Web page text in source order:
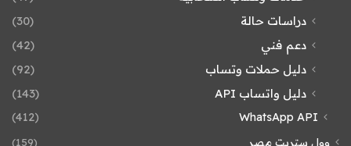
دراسات حالة
(30)
دعم فني
(42)
دليل حملات وتساب
(92)
دليل واتساب API
(143)
WhatsApp API
(412)
وول ستريت مصر (159)